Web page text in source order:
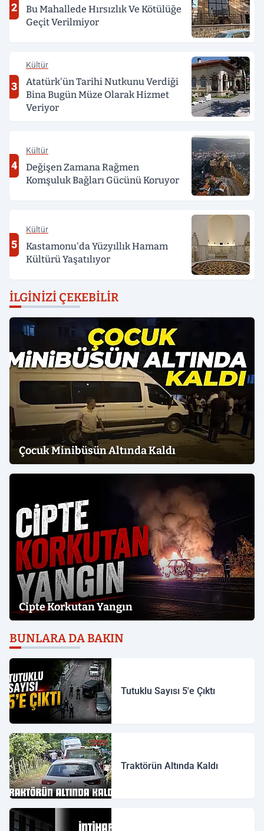
2
Bu Mahallede Hırsızlık Ve Kötülüğe
Geçit Verilmiyor
3
Kültür
Atatürk'ün Tarihi Nutkunu Verdiği
Bina Bugün Müze Olarak Hizmet
Veriyor
4
Kültür
Değişen Zamana Rağmen
Komşuluk Bağları Gücünü Koruyor
5
Kültür
Kastamonu'da Yüzyıllık Hamam
Kültürü Yaşatılıyor
İLGINIZI ÇEKEBILIR
Çocuk Minibüsün Altında Kaldı
Cipte Korkutan Yangın
BUNLARA DA BAKIN
Tutuklu Sayısı 5'e Çıktı
Traktörün Altında Kaldı